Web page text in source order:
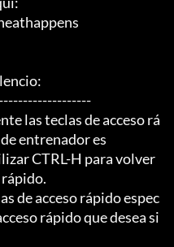
las teclas de acceso rá
entrenador es
CTRL-H para volver
rápido.
de acceso rápido espec
rápido que desea si